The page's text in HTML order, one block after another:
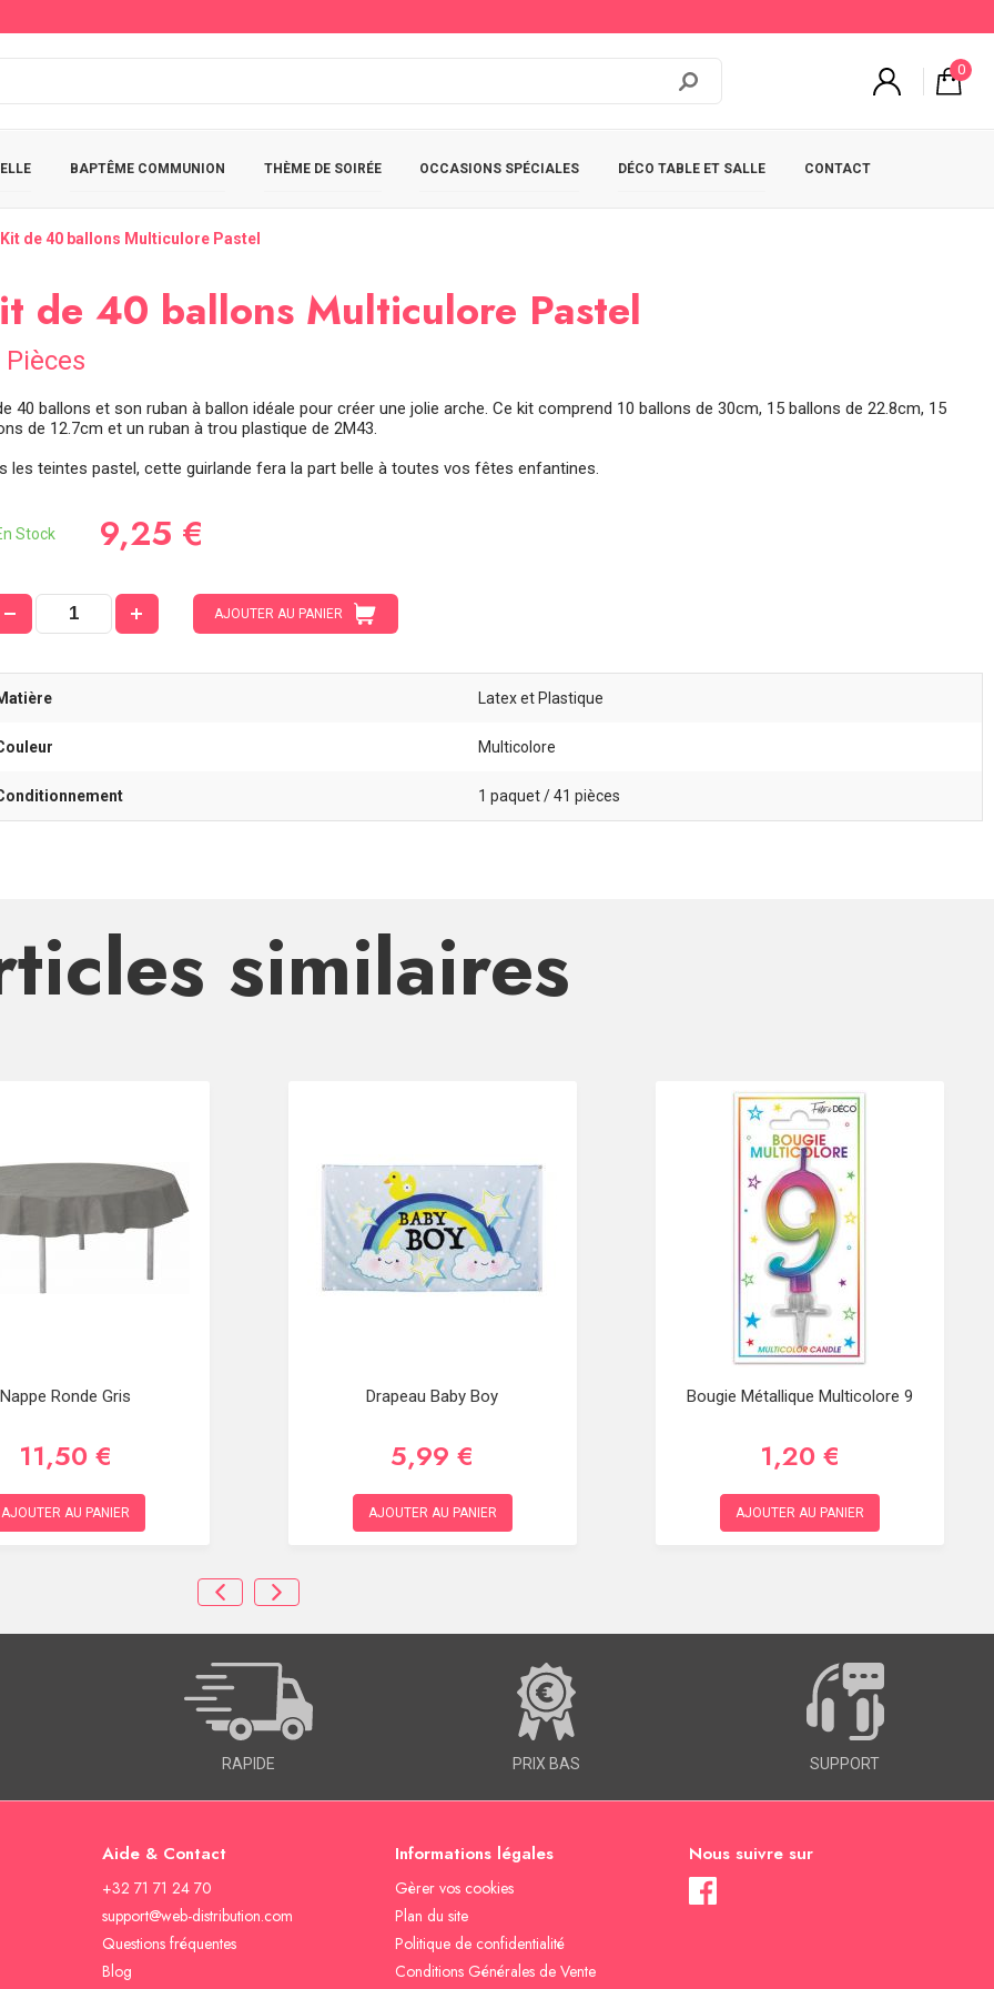
0
BAPTÊME COMMUNION THÈME DE SOIRÉE OCCASIONS SPÉCIALES DÉCO TABLE ET SALLE CONTACT
Kit de 40 ballons Multiculore Pastel
de 40 ballons Multiculore Pastel
Pièces
40 ballons et son ruban à ballon idéale pour créer une jolie arche. Ce kit comprend 10 ballons de 30cm, 15 ballons de 22.8cm, 15
de 12.7cm et un ruban à trou plastique de 2M43.
les teintes pastel, cette guirlande fera la part belle à toutes vos fêtes enfantines.
Stock 9,25 €
AJOUTER AU PANIER
Latex et Plastique
Multicolore
1 paquet / 41 pièces
similaires
Nappe Ronde Gris
11,50 €
AJOUTER AU PANIER
Drapeau Baby Boy
5,99 €
AJOUTER AU PANIER
Bougie Métallique Multicolore 9
1,20 €
AJOUTER AU PANIER
RAPIDE PRIX BAS SUPPORT
Aide & Contact
+32 71 71 24 70
support@web-distribution.com
Questions fréquentes
Blog
Informations légales
Gèrer vos cookies
Plan du site
Politique de confidentialité
Conditions Générales de Vente
Nous suivre sur